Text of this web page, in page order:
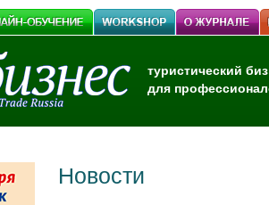
туристический
для
Новости